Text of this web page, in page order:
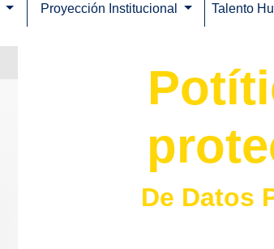
Proyección Institucional Talento
De Datos